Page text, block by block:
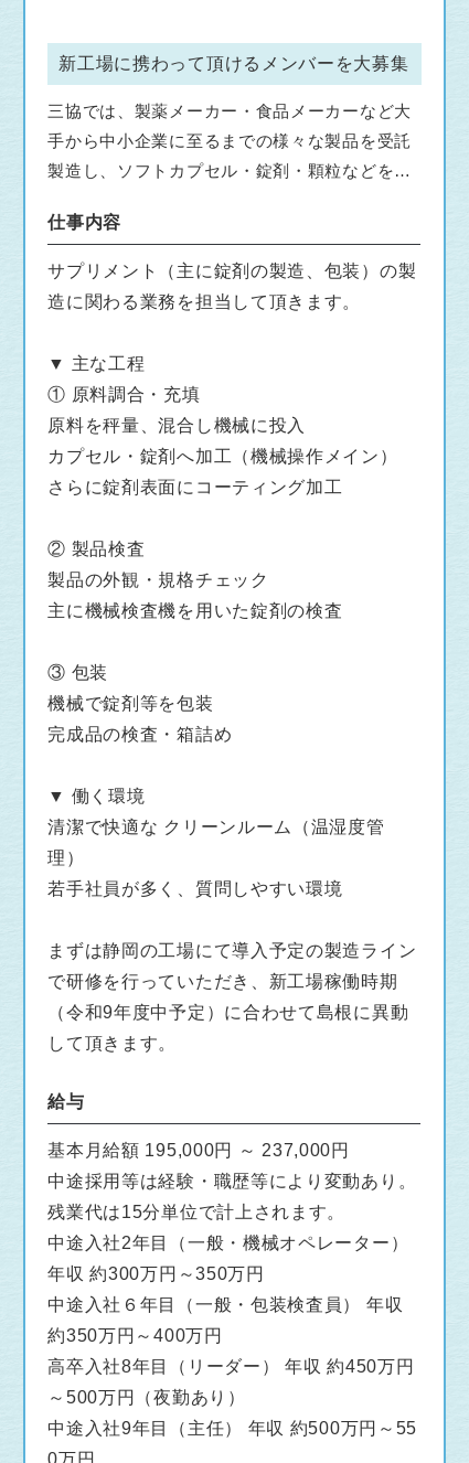
新工場に携わって頂けるメンバーを大募集
三協では、製薬メーカー・食品メーカーなど大
手から中小企業に至るまでの様々な製品を受託
製造し、ソフトカプセル・錠剤・顆粒などを全
製品には「三協」の名前は出ませんが、私たち
がつくったサプリメントが、日本・世界中のど
仕事です。
このたび大手客先からの受注量増に対応すべ
く、島根川本工場の敷地内に第二工場を建設す
ることが決まり、来年度中の完成・稼働を目標
それに伴い新たな製造スタッフを広く募集しま
す。
工場には機械化・自動化の進んだ最新の製造ラ
インを導入予定。
未経験の方でもしっかり学んでいただける環境
また、若手からベテランまで活躍しており、ア
ットホームな雰囲気の職場です。
仕事内容
サプリメント（主に錠剤の製造、包装）の製
造に関わる業務を担当して頂きます。
▼ 主な工程
① 原料調合・充填
原料を秤量、混合し機械に投入
カプセル・錠剤へ加工（機械操作メイン）
さらに錠剤表面にコーティング加工
② 製品検査
製品の外観・規格チェック
主に機械検査機を用いた錠剤の検査
③ 包装
機械で錠剤等を包装
完成品の検査・箱詰め
▼ 働く環境
清潔で快適な クリーンルーム（温湿度管
理）
若手社員が多く、質問しやすい環境
まずは静岡の工場にて導入予定の製造ライン
で研修を行っていただき、新工場稼働時期
（令和9年度中予定）に合わせて島根に異動
して頂きます。
給与
基本月給額 195,000円 ～ 237,000円
中途採用等は経験・職歴等により変動あり。
残業代は15分単位で計上されます。
中途入社2年目（一般・機械オペレーター）
年収 約300万円～350万円
中途入社６年目（一般・包装検査員） 年収
約350万円～400万円
高卒入社8年目（リーダー） 年収 約450万円
～500万円（夜勤あり）
中途入社9年目（主任） 年収 約500万円～55
0万円